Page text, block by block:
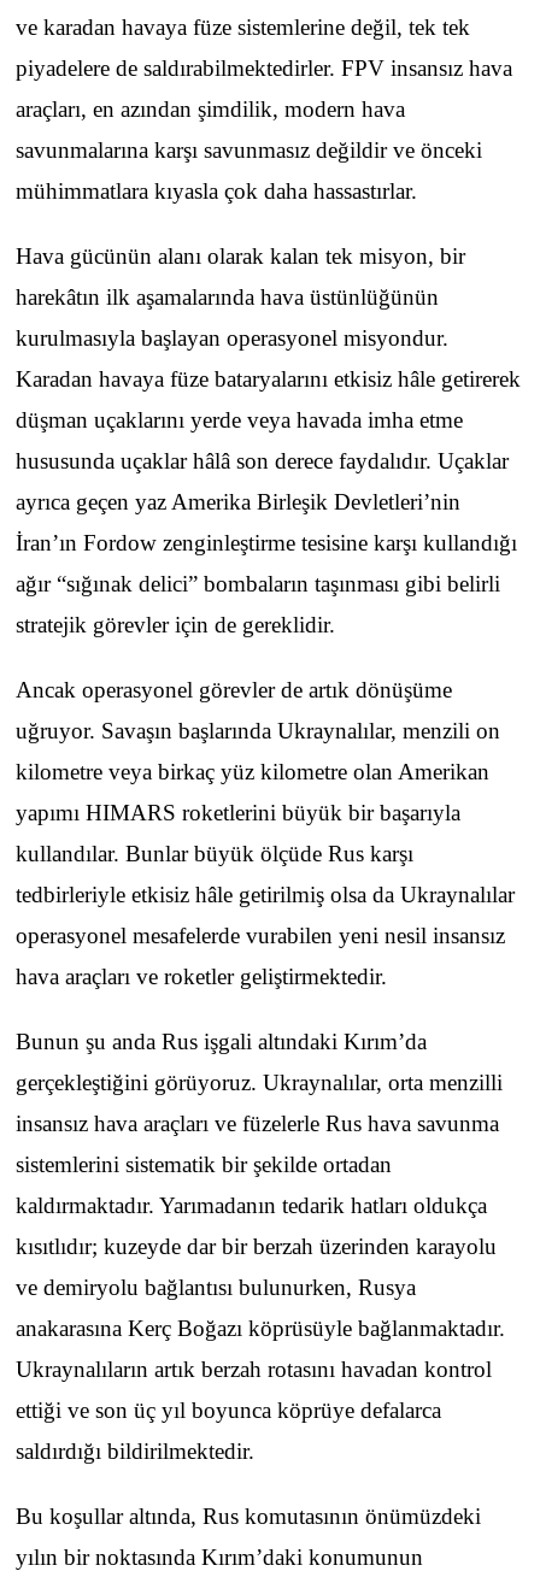
ve karadan havaya füze sistemlerine değil, tek tek
piyadelere de saldırabilmektedirler. FPV insansız hava
araçları, en azından şimdilik, modern hava
savunmalarına karşı savunmasız değildir ve önceki
mühimmatlara kıyasla çok daha hassastırlar.
Hava gücünün alanı olarak kalan tek misyon, bir
harekâtın ilk aşamalarında hava üstünlüğünün
kurulmasıyla başlayan operasyonel misyondur.
Karadan havaya füze bataryalarını etkisiz hâle getirerek
düşman uçaklarını yerde veya havada imha etme
hususunda uçaklar hâlâ son derece faydalıdır. Uçaklar
ayrıca geçen yaz Amerika Birleşik Devletleri’nin
İran’ın Fordow zenginleştirme tesisine karşı kullandığı
ağır “sığınak delici” bombaların taşınması gibi belirli
stratejik görevler için de gereklidir.
Ancak operasyonel görevler de artık dönüşüme
uğruyor. Savaşın başlarında Ukraynalılar, menzili on
kilometre veya birkaç yüz kilometre olan Amerikan
yapımı HIMARS roketlerini büyük bir başarıyla
kullandılar. Bunlar büyük ölçüde Rus karşı
tedbirleriyle etkisiz hâle getirilmiş olsa da Ukraynalılar
operasyonel mesafelerde vurabilen yeni nesil insansız
hava araçları ve roketler geliştirmektedir.
Bunun şu anda Rus işgali altındaki Kırım’da
gerçekleştiğini görüyoruz. Ukraynalılar, orta menzilli
insansız hava araçları ve füzelerle Rus hava savunma
sistemlerini sistematik bir şekilde ortadan
kaldırmaktadır. Yarımadanın tedarik hatları oldukça
kısıtlıdır; kuzeyde dar bir berzah üzerinden karayolu
ve demiryolu bağlantısı bulunurken, Rusya
anakarasına Kerç Boğazı köprüsüyle bağlanmaktadır.
Ukraynalıların artık berzah rotasını havadan kontrol
ettiği ve son üç yıl boyunca köprüye defalarca
saldırdığı bildirilmektedir.
Bu koşullar altında, Rus komutasının önümüzdeki
yılın bir noktasında Kırım’daki konumunun